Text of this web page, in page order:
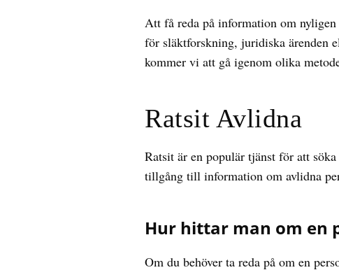
Att få reda på information om
för släktforskning, juridiska ärenden
kommer vi att gå igenom olika
Ratsit Avlidna
Ratsit är en populär tjänst för att
tillgång till information om avlidna
Hur hittar man om en
Om du behöver ta reda på om en